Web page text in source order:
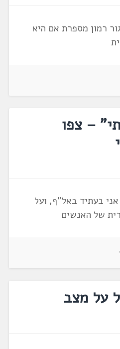
רמון מספרת אם היא
– צפו
בעתיד באל"ף, ועל
של האנשים
על מצב